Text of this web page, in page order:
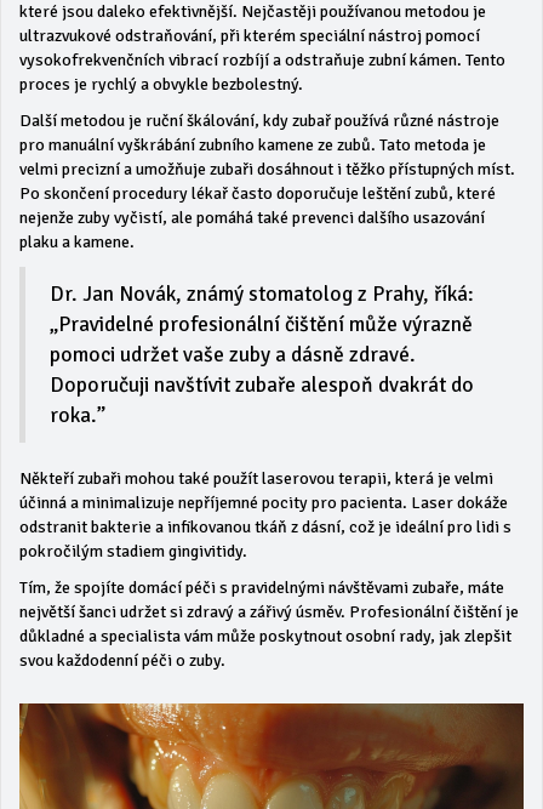
které jsou daleko efektivnější. Nejčastěji používanou metodou je
ultrazvukové odstraňování, při kterém speciální nástroj pomocí
vysokofrekvenčních vibrací rozbíjí a odstraňuje zubní kámen. Tento
proces je rychlý a obvykle bezbolestný.
Další metodou je ruční škálování, kdy zubař používá různé nástroje
pro manuální vyškrábání zubního kamene ze zubů. Tato metoda je
velmi precizní a umožňuje zubaři dosáhnout i těžko přístupných míst.
Po skončení procedury lékař často doporučuje leštění zubů, které
nejenže zuby vyčistí, ale pomáhá také prevenci dalšího usazování
plaku a kamene.
Dr. Jan Novák, známý stomatolog z Prahy, říká:
„Pravidelné profesionální čištění může výrazně
pomoci udržet vaše zuby a dásně zdravé.
Doporučuji navštívit zubaře alespoň dvakrát do
roka.”
Někteří zubaři mohou také použít laserovou terapii, která je velmi
účinná a minimalizuje nepříjemné pocity pro pacienta. Laser dokáže
odstranit bakterie a infikovanou tkáň z dásní, což je ideální pro lidi s
pokročilým stadiem gingivitidy.
Tím, že spojíte domácí péči s pravidelnými návštěvami zubaře, máte
největší šanci udržet si zdravý a zářivý úsměv. Profesionální čištění je
důkladné a specialista vám může poskytnout osobní rady, jak zlepšit
svou každodenní péči o zuby.